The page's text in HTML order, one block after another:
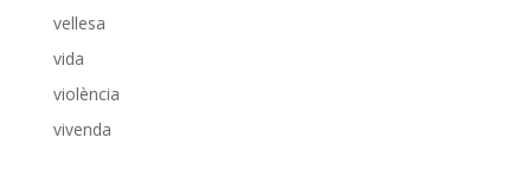
vellesa
vida
violència
vivenda